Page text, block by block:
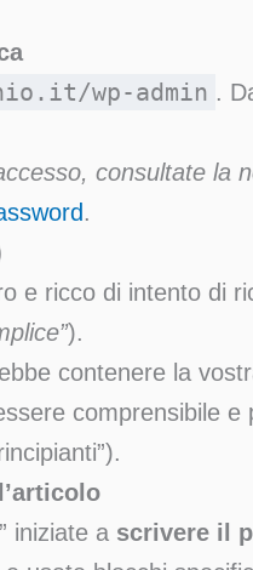
wp-admin .
consultate la
.
e ricco di intento di
).
contenere la
comprensibile e
iniziate a scrivere il